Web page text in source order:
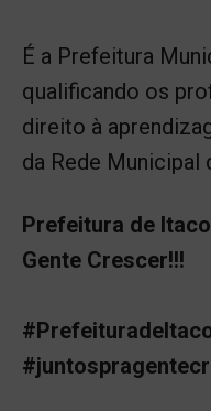
É a Prefeitura
qualificando os
direito à
da Rede Municipal
Prefeitura de
Gente Crescer!!!